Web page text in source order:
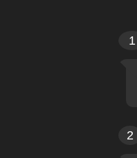
1
2